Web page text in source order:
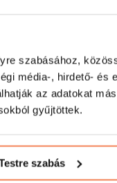
szabásához,
média-, hirdető- és
az adatokat
gyűjtöttek.
szabás